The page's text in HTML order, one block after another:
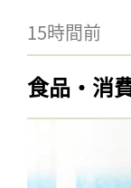
15時間前
食品・消